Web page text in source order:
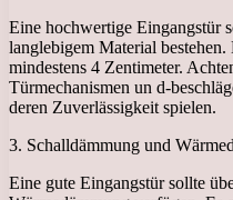
Eine hochwertige Eingangstür
langlebigem Material
mindestens 4 Zentimeter.
Türmechanismen un d-
deren Zuverlässigkeit spielen.
3. Schalldämmung und
Eine gute Eingangstür sollte